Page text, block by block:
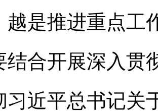
推进重点工作
结合开展深入贯
习近平总书记关